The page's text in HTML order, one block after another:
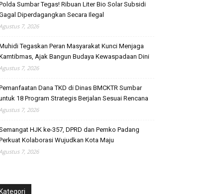
Sumbar Tegas! Ribuan Liter Bio Solar Subsidi
Diperdagangkan Secara Ilegal
7, 2026
Tegaskan Peran Masyarakat Kunci Menjaga
Ajak Bangun Budaya Kewaspadaan Dini
7, 2026
Dana TKD di Dinas BMCKTR Sumbar
18 Program Strategis Berjalan Sesuai Rencana
7, 2026
HJK ke-357, DPRD dan Pemko Padang
Kolaborasi Wujudkan Kota Maju
7, 2026
Kategori